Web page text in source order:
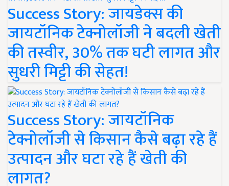
Success Story: जायडेक्स की
जायटॉनिक टेक्नोलॉजी ने बदली खेती
की तस्वीर, 30% तक घटी लागत और
सुधरी मिट्टी की सेहत!
Success Story: जायटॉनिक
टेक्नोलॉजी से किसान कैसे बढ़ा रहे हैं
उत्पादन और घटा रहे हैं खेती की
लागत?